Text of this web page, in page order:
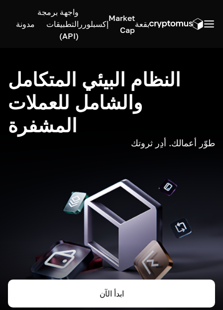
بقعة
Market
Cap
إكسبلورر
واجهة برمجة
التطبيقات
(API)
مدونة
النظام البيئي المتكامل
والشامل للعملات
المشفرة
طوّر أعمالك. أدِر ثروتك
ابدأ الآن